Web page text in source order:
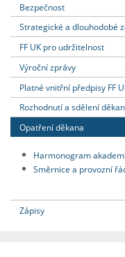
Bezpečnost
Strategické a dlouhodobé
FF UK pro udržitelnost
Výroční zprávy
Platné vnitřní předpisy FF
Rozhodnutí a sdělení
Opatření děkana
Harmonogram
Směrnice a provozní
Zápisy